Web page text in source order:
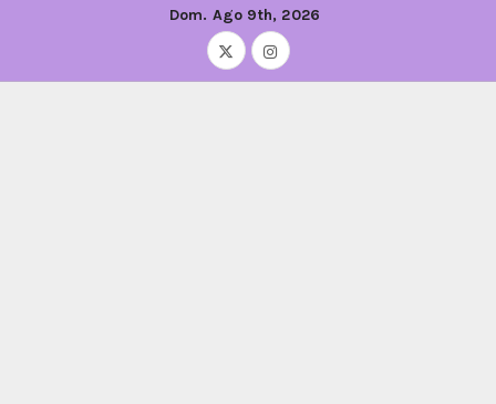
Dom. Ago 9th, 2026